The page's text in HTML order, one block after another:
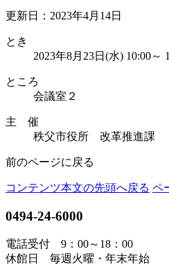
更新日：2023年4月14日
とき
2023年8月23日(水) 10:00～
ところ
会議室２
主 催
秩父市役所 改革推進課
前のページに戻る
コンテンツ本文の先頭へ戻る ペ
0494-24-6000
電話受付 9：00～18：00
休館日 毎週火曜・年末年始